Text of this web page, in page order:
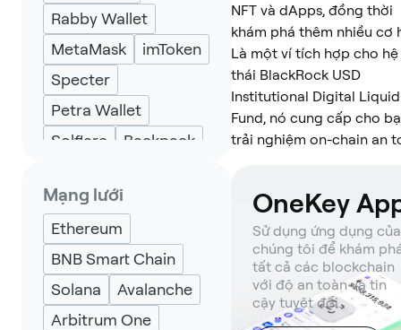
Rabby Wallet
MetaMask
imToken
Specter
Petra Wallet
Solflare
Backpack
UniSat
Mạng lưới
Ethereum
BNB Smart Chain
Solana
Avalanche
Arbitrum One
NFT và dApps, đồng thời
khám phá thêm nhiều cơ
Là một ví tích hợp cho hệ
thái BlackRock USD
Institutional Digital
Fund, nó cung cấp cho
trải nghiệm on-chain an
OneKey
Sử dụng ứng dụng của
chúng tôi để khám
tất cả các blockchain
với độ an toàn và tin
cậy tuyệt đối.